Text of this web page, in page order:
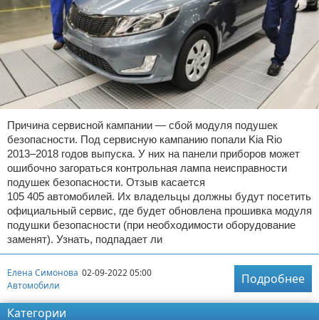
Причина сервисной кампании — сбой модуля подушек
безопасности. Под сервисную кампанию попали Kia Rio
2013–2018 годов выпуска. У них на панели приборов может
ошибочно загораться контрольная лампа неисправности
подушек безопасности. Отзыв касается
105 405 автомобилей. Их владельцы должны будут посетить
официальный сервис, где будет обновлена прошивка модуля
подушки безопасности (при необходимости оборудование
заменят). Узнать, подпадает ли
Елена Симонова 02-09-2022 05:00
Автомобили
Подробнее
Категории